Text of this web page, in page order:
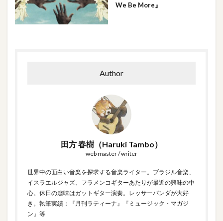
We Be More』
Author
田方 春樹（Haruki Tambo）
web master / writer
世界中の面白い音楽を探求する音楽ライター。ブラジル音楽、
イスラエルジャズ、フラメンコギターあたりが最近の興味の中
心。休日の趣味はガットギター演奏。レッサーパンダが大好
き。執筆実績：『月刊ラティーナ』『ミュージック・マガジ
ン』等